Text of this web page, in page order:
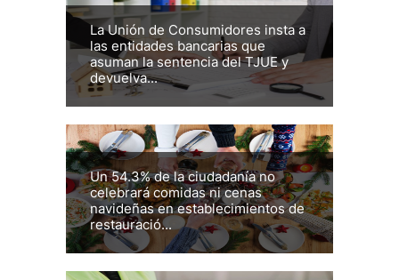
La Unión de Consumidores insta a
las entidades bancarias que
asuman la sentencia del TJUE y
devuelva...
Un 54.3% de la ciudadanía no
celebrará comidas ni cenas
navideñas en establecimientos de
restauració...